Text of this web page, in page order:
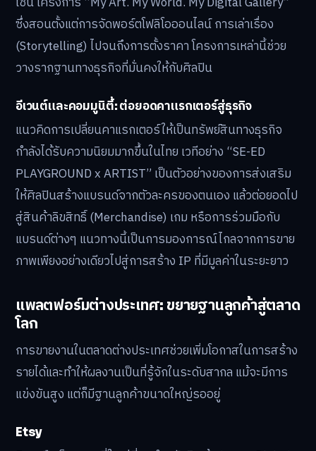
เพื่อเป็นพื้นที่สำหรับซื้อขายผลงานศิลปะและสนับสนุนศิลปิน
ไทยโดยตรง เหมาะสำหรับศิลปินที่ต้องการเริ่มต้นขายงานให้
กับกลุ่มลูกค้าคนไทย มีระบบการซื้อขายที่เข้าใจง่าย และเป็น
จุดเริ่มต้นที่ดีในการสร้างฐานแฟนคลับในประเทศ
ดิจิทัลแกลเลอรีและโครงการอบรม
ปัจจุบันมีโครงการและเวิร์กช็อปในไทยหลายแห่งที่มุ่งเน้นการ
ให้ความรู้แก่ศิลปินในการสร้างแบรนด์และการตลาดดิจิทัล
เช่น โครงการ “My Art. My World. My Digital Gallery”
ซึ่งสอนตั้งแต่การจัดพอร์ตโฟลิโอออนไลน์ การเล่าเรื่อง
(Storytelling) ไปจนถึงการตั้งราคา โครงการเหล่านี้ช่วย
วางรากฐานทางธุรกิจที่มั่นคงให้กับศิลปิน
แนวคิดการเปลี่ยนคาแรกเตอร์ให้เป็นทรัพย์สินทางธุรกิจ
กำลังได้รับความนิยมมากขึ้นในไทย เวทีอย่าง “SE-ED
PLAYGROUND x ARTIST” เป็นตัวอย่างของการส่งเสริม
ให้ศิลปินสร้างแบรนด์จากตัวละครของตนเอง แล้วต่อยอดไป
สู่สินค้าลิขสิทธิ์ (Merchandise) เกม หรือการร่วมมือกับ
ภาพเพียงอย่างเดียวไปสู่การสร้าง IP ที่มีมูลค่าในระยะยาว